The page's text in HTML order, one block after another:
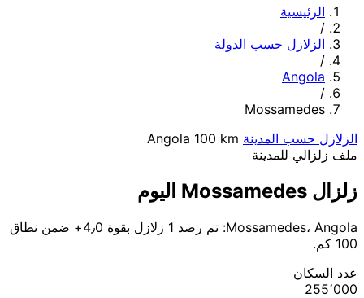
الرئيسية
/
الزلازل حسب الدولة
/
Angola
/
Mossamedes
الزلازل حسب المدينة
Angola 100 km
ملف زلزالي للمدينة
زلزال Mossamedes اليوم
Mossamedes، Angola: تم رصد 1 زلازل بقوة 4٫0+ ضمن نطاق
100 كم.
عدد السكان
255٬000